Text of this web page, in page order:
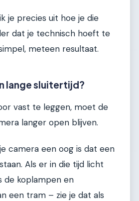
je precies uit hoe je die
dat je technisch hoeft te
meteen resultaat.
lange sluitertijd?
vast te leggen, moet de
langer open blijven.
camera een oog is dat een
Als er in die tijd licht
de koplampen en
een tram – zie je dat als